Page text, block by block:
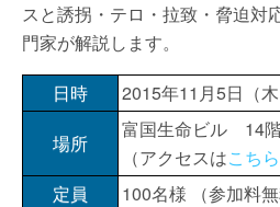
スと誘拐・テロ・拉致・脅迫対
門家が解説します。
日時
2015年11月5日（
場所
富国生命ビル 14
（アクセスはこちら
定員
100名様 （参加料